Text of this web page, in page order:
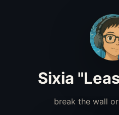
Sixia
break the wall